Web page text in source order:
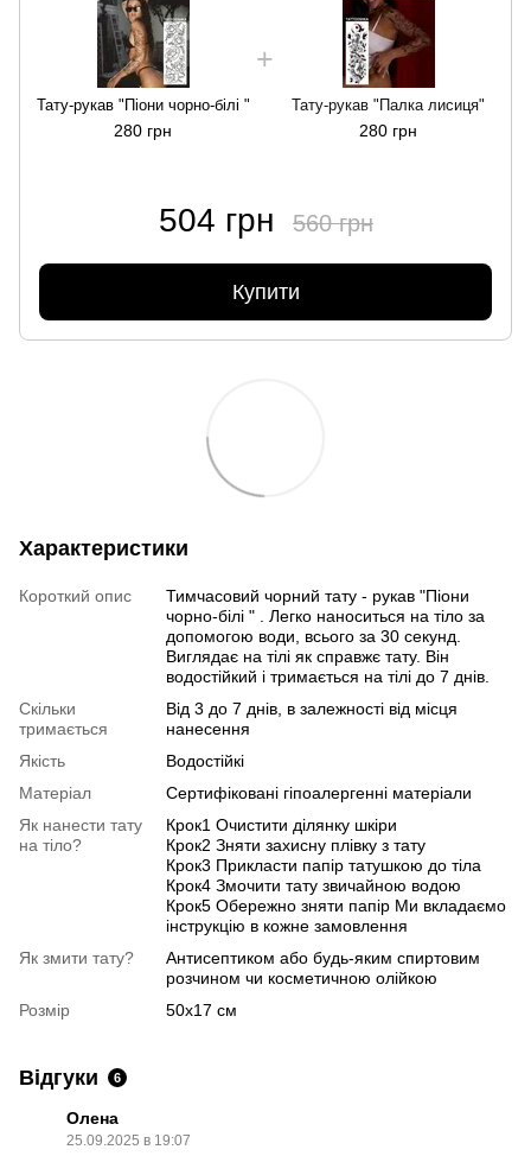
Тату-рукав "Піони чорно-білі "
280 грн
Тату-рукав "Палка лисиця"
280 грн
504 грн 560 грн
Купити
Характеристики
Короткий опис
Тимчасовий чорний тату - рукав "Піони
чорно-білі " . Легко наноситься на тіло за
допомогою води, всього за 30 секунд.
Виглядає на тілі як справжє тату. Він
водостійкий і тримається на тілі до 7 днів.
Скільки
тримається
Від 3 до 7 днів, в залежності від місця
нанесення
Якість
Водостійкі
Матеріал
Сертифіковані гіпоалергенні матеріали
Як нанести тату
на тіло?
Крок1 Очистити ділянку шкіри
Крок2 Зняти захисну плівку з тату
Крок3 Прикласти папір татушкою до тіла
Крок4 Змочити тату звичайною водою
Крок5 Обережно зняти папір Ми вкладаємо
інструкцію в кожне замовлення
Як змити тату?
Антисептиком або будь-яким спиртовим
розчином чи косметичною олійкою
Розмір
50х17 см
Відгуки 6
Олена
25.09.2025 в 19:07